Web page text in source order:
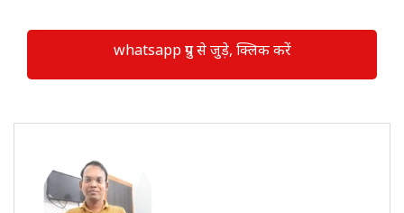
whatsapp ग्रुप से जुड़े, क्लिक करें